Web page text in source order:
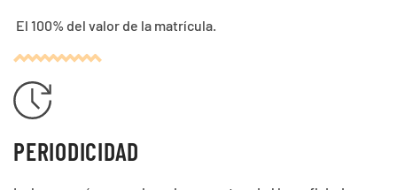
El 100% del valor de la matrícula.
PERIODICIDAD